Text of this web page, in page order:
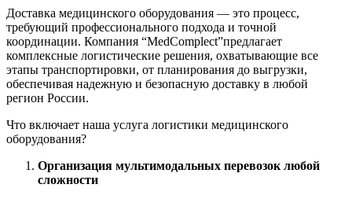
Доставка медицинского оборудования — это процесс,
требующий профессионального подхода и точной
координации. Компания “MedComplect”предлагает
комплексные логистические решения, охватывающие все
этапы транспортировки, от планирования до выгрузки,
обеспечивая надежную и безопасную доставку в любой
регион России.
Что включает наша услуга логистики медицинского
оборудования?
Организация мультимодальных перевозок любой
сложности